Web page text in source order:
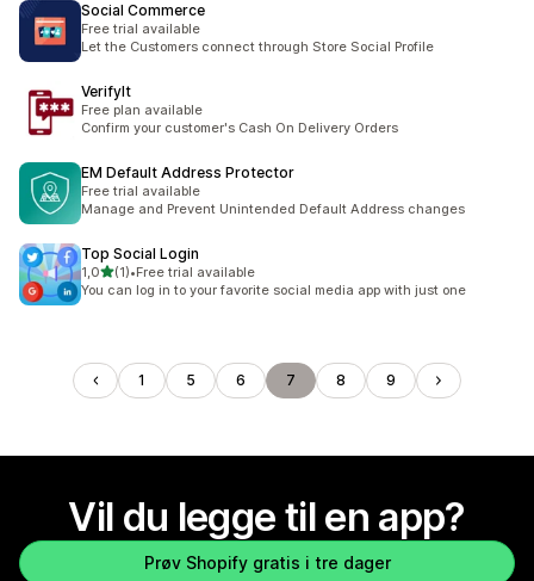
Social Commerce
Free trial available
Let the Customers connect through Store Social Profile
VerifyIt
Free plan available
Confirm your customer's Cash On Delivery Orders
EM Default Address Protector
Free trial available
Manage and Prevent Unintended Default Address changes
Top Social Login
1,0av 5 stjerner
(1)
Totalt 1 omtaler
•Free trial available
You can log in to your favorite social media app with just one
1 5 6 7 8 9
Vil du legge til en app?
Prøv Shopify gratis i tre dager